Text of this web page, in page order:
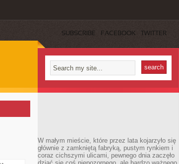
SUBSCRIBE FACEBOOK TWITTER
W małym mieście, które przez lata kojarzyło się
głównie z zamkniętą fabryką, pustym rynkiem i
coraz cichszymi ulicami, pewnego dnia zaczęło